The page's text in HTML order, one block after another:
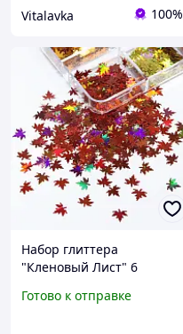
Vitalavka 100%
Набор глиттера
"Кленовый Лист" 6
для дизайна изделий из
Готово к отправке